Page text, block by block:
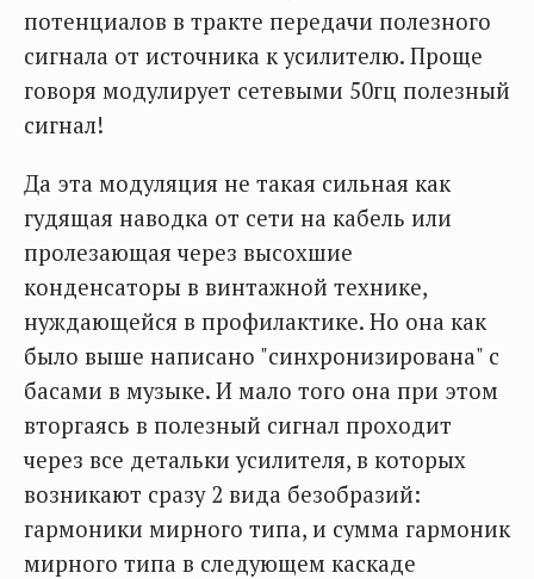
потенциалов в тракте передачи полезного
сигнала от источника к усилителю. Проще
говоря модулирует сетевыми 50гц полезный
сигнал!
Да эта модуляция не такая сильная как
гудящая наводка от сети на кабель или
пролезающая через высохшие
конденсаторы в винтажной технике,
нуждающейся в профилактике. Но она как
было выше написано "синхронизирована" с
басами в музыке. И мало того она при этом
вторгаясь в полезный сигнал проходит
через все детальки усилителя, в которых
возникают сразу 2 вида безобразий:
гармоники мирного типа, и сумма гармоник
мирного типа в следующем каскаде